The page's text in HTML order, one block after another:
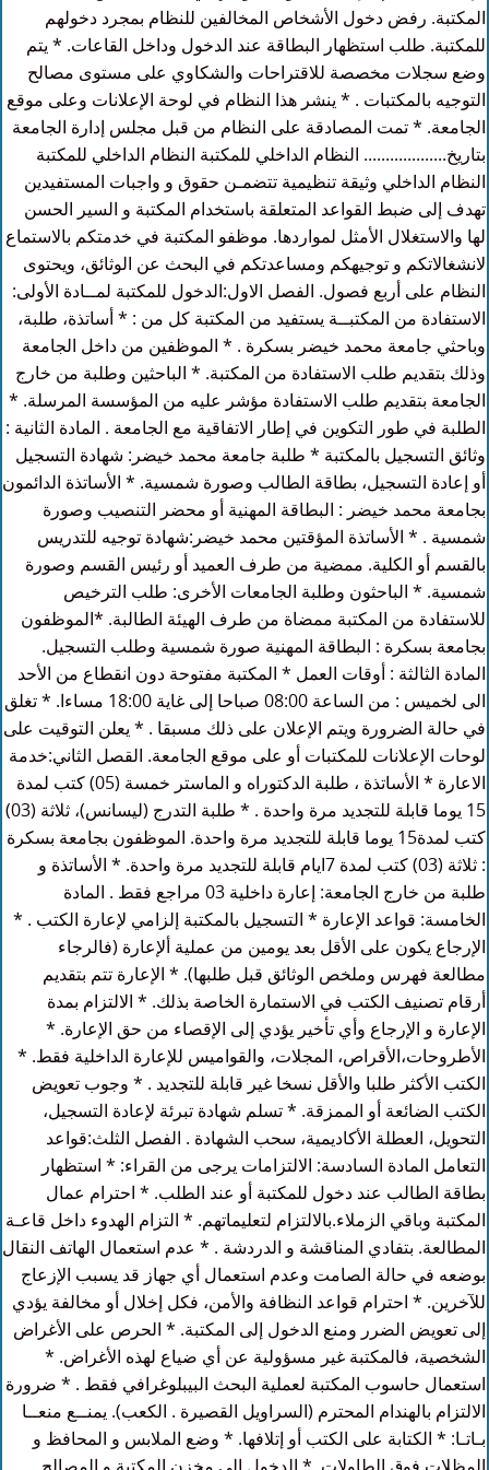
المكتبة. رفض دخول الأشخاص المخالفين للنظام بمجرد دخولهم
للمكتبة. طلب استظهار البطاقة عند الدخول وداخل القاعات. * يتم
وضع سجلات مخصصة للاقتراحات والشكاوي على مستوى مصالح
التوجيه بالمكتبات . * ينشر هذا النظام في لوحة الإعلانات وعلى موقع
الجامعة. * تمت المصادقة على النظام من قبل مجلس إدارة الجامعة
بتاريخ................... النظام الداخلي للمكتبة النظام الداخلي للمكتبة
النظام الداخلي وثيقة تنظيمية تتضمـن حقوق و واجبات المستفيدين
تهدف إلى ضبط القواعد المتعلقة باستخدام المكتبة و السير الحسن
لها والاستغلال الأمثل لمواردها. موظفو المكتبة في خدمتكم بالاستماع
لانشغالاتكم و توجيهكم ومساعدتكم في البحث عن الوثائق، ويحتوى
النظام على أربع فصول. الفصل الاول:الدخول للمكتبة لمــادة الأولى:
الاستفادة من المكتبــة يستفيد من المكتبة كل من : * أساتذة، طلبة،
وباحثي جامعة محمد خيضر بسكرة . * الموظفين من داخل الجامعة
وذلك بتقديم طلب الاستفادة من المكتبة. * الباحثين وطلبة من خارج
الجامعة بتقديم طلب الاستفادة مؤشر عليه من المؤسسة المرسلة. *
الطلبة في طور التكوين في إطار الاتفاقية مع الجامعة . المادة الثانية :
وثائق التسجيل بالمكتبة * طلبة جامعة محمد خيضر: شهادة التسجيل
أو إعادة التسجيل، بطاقة الطالب وصورة شمسية. * الأساتذة الدائمون
بجامعة محمد خيضر : البطاقة المهنية أو محضر التنصيب وصورة
شمسية . * الأساتذة المؤقتين محمد خيضر:شهادة توجيه للتدريس
بالقسم أو الكلية. ممضية من طرف العميد أو رئيس القسم وصورة
شمسية. * الباحثون وطلبة الجامعات الأخرى: طلب الترخيص
للاستفادة من المكتبة ممضاة من طرف الهيئة الطالبة. *الموظفون
بجامعة بسكرة : البطاقة المهنية صورة شمسية وطلب التسجيل.
المادة الثالثة : أوقات العمل * المكتبة مفتوحة دون انقطاع من الأحد
الى لخميس : من الساعة 08:00 صباحا إلى غاية 18:00 مساءا. * تغلق
في حالة الضرورة ويتم الإعلان على ذلك مسبقا . * يعلن التوقيت على
لوحات الإعلانات للمكتبات أو على موقع الجامعة. القصل الثاني:خدمة
الاعارة * الأساتذة ، طلبة الدكتوراه و الماستر خمسة (05) كتب لمدة
15 يوما قابلة للتجديد مرة واحدة . * طلبة التدرج (ليسانس)، ثلاثة (03)
كتب لمدة15 يوما قابلة للتجديد مرة واحدة. الموظفون بجامعة بسكرة
: ثلاثة (03) كتب لمدة 7ايام قابلة للتجديد مرة واحدة. * الأساتذة و
طلبة من خارج الجامعة: إعارة داخلية 03 مراجع فقط . المادة
الخامسة: قواعد الإعارة * التسجيل بالمكتبة إلزامي لإعارة الكتب . *
الإرجاع يكون على الأقل بعد يومين من عملية ألإعارة (فالرجاء
مطالعة فهرس وملخص الوثائق قبل طلبها). * الإعارة تتم بتقديم
أرقام تصنيف الكتب في الاستمارة الخاصة بذلك. * الالتزام بمدة
الإعارة و الإرجاع وأي تأخير يؤدي إلى الإقصاء من حق الإعارة. *
الأطروحات،الأقراص، المجلات، والقواميس للإعارة الداخلية فقط. *
الكتب الأكثر طلبا والأقل نسخا غير قابلة للتجديد . * وجوب تعويض
الكتب الضائعة أو الممزقة. * تسلم شهادة تبرئة لإعادة التسجيل،
التحويل، العطلة الأكاديمية، سحب الشهادة . الفصل الثلث:قواعد
التعامل المادة السادسة: الالتزامات يرجى من القراء: * استظهار
بطاقة الطالب عند دخول للمكتبة أو عند الطلب. * احترام عمال
المكتبة وباقي الزملاء.بالالتزام لتعليماتهم. * التزام الهدوء داخل قاعـة
المطالعة. بتفادي المناقشة و الدردشة . * عدم استعمال الهاتف النقال
بوضعه في حالة الصامت وعدم استعمال أي جهاز قد يسبب الإزعاج
للآخرين. * احترام قواعد النظافة والأمن، فكل إخلال أو مخالفة يؤدي
إلى تعويض الضرر ومنع الدخول إلى المكتبة. * الحرص على الأغراض
الشخصية، فالمكتبة غير مسؤولية عن أي ضياع لهذه الأغراض. *
استعمال حاسوب المكتبة لعملية البحث البيبلوغرافي فقط . * ضرورة
الالتزام بالهندام المحترم (السراويل القصيرة . الكعب). يمنــع منعــا
بـاتـا: * الكتابة على الكتب أو إتلافها. * وضع الملابس و المحافظ و